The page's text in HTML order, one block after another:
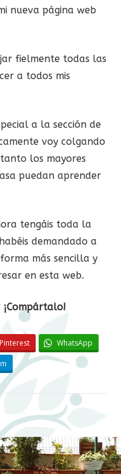
nueva página web
fielmente todas las
a todos mis
a la sección de
voy colgando
los mayores
puedan aprender
tengáis toda la
demandado a
más sencilla y
en esta web.
¡Compártalo!
Pinterest
WhatsApp